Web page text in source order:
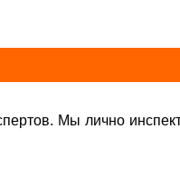
+38
0800 33
Пн. - Пт.
Мы лично